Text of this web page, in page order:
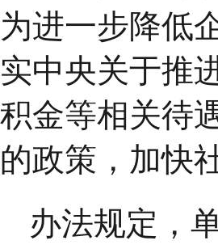
为进一步降低
实中央关于推
积金等相关待
的政策，加快
办法规定，